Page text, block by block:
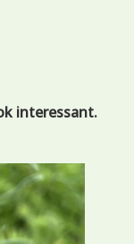
interessant.